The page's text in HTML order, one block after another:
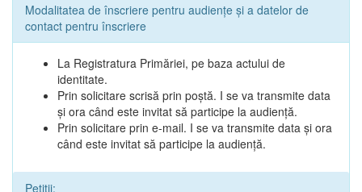
Modalitatea de înscriere pentru audiențe și a datelor de
contact pentru înscriere
La Registratura Primăriei, pe baza actului de
identitate.
Prin solicitare scrisă prin poștă. I se va transmite data
și ora când este invitat să participe la audiență.
Prin solicitare prin e-mail. I se va transmite data și ora
când este invitat să participe la audiență.
Petiții: